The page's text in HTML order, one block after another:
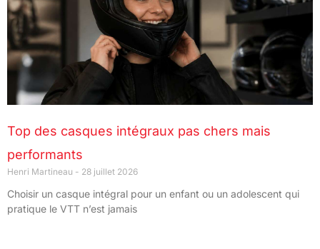
Top des casques intégraux pas chers mais
performants
Henri Martineau 28 juillet 2026
Choisir un casque intégral pour un enfant ou un adolescent qui
pratique le VTT n’est jamais